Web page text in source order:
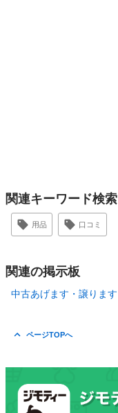
関連キーワード検索
用品 口コミ
関連の掲示板
中古あげます・譲ります
ページTOPへ